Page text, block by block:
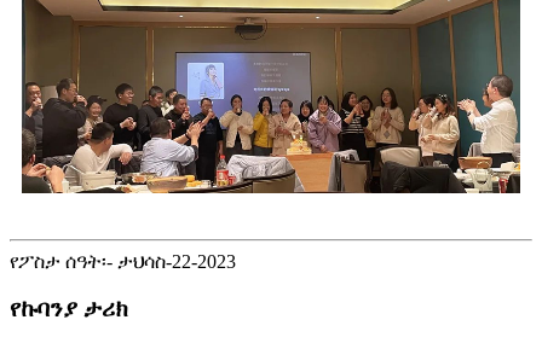
የፖስታ ሰዓት፡- ታህሳስ-22-2023
የኩባንያ ታሪክ